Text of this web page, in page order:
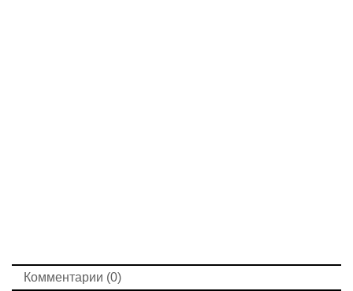
Комментарии (0)